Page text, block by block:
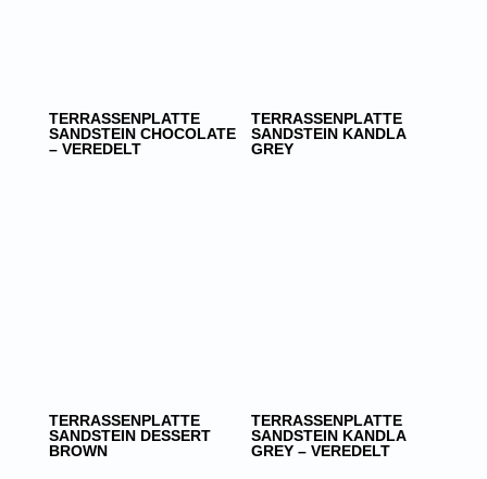
TERRASSENPLATTE
SANDSTEIN CHOCOLATE
– VEREDELT
TERRASSENPLATTE
SANDSTEIN KANDLA
GREY
TERRASSENPLATTE
SANDSTEIN DESSERT
BROWN
TERRASSENPLATTE
SANDSTEIN KANDLA
GREY – VEREDELT